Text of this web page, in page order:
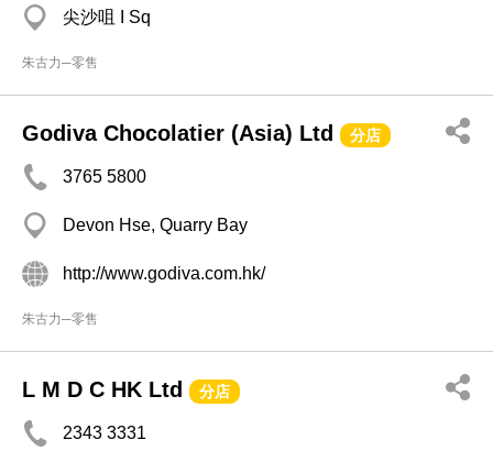
尖沙咀 I Sq
朱古力─零售
Godiva Chocolatier (Asia) Ltd 分店
3765 5800
Devon Hse, Quarry Bay
http://www.godiva.com.hk/
朱古力─零售
L M D C HK Ltd 分店
2343 3331